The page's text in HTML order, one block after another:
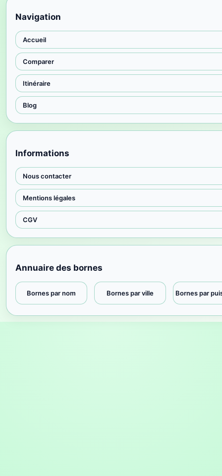
Navigation
Accueil
Comparer
Itinéraire
Blog
Informations
Nous contacter
Mentions légales
CGV
Annuaire des bornes
Bornes par nom Bornes par ville Bornes par